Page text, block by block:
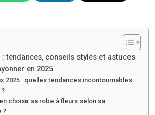
: tendances, conseils stylés et astuces
en 2025
2025 : quelles tendances incontournables
choisir sa robe à fleurs selon sa
?